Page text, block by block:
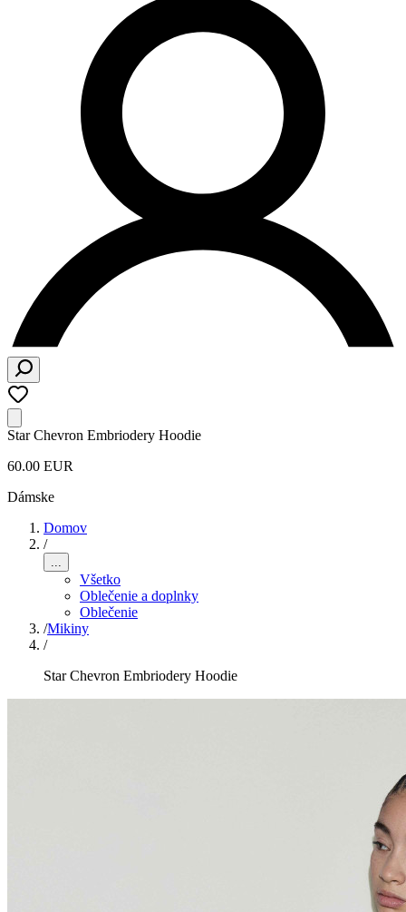
Star Chevron Embriodery Hoodie
60.00 EUR
Dámske
Domov
/
...
Všetko
Oblečenie a doplnky
Oblečenie
/Mikiny
/
Star Chevron Embriodery Hoodie